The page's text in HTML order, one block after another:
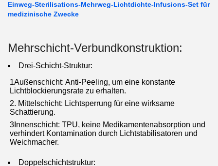
Einweg-Sterilisations-Mehrweg-Lichtdichte-Infusions-Set für
medizinische Zwecke
Mehrschicht-Verbundkonstruktion:
Drei-Schicht-Struktur:
1Außenschicht: Anti-Peeling, um eine konstante
Lichtblockierungsrate zu erhalten.
2. Mittelschicht: Lichtsperrung für eine wirksame
Schattierung.
3Innenschicht: TPU, keine Medikamentenabsorption und
verhindert Kontamination durch Lichtstabilisatoren und
Weichmacher.
Doppelschichtstruktur: